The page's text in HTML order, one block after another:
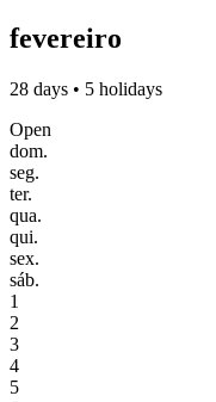
fevereiro
28 days • 5 holidays
Open
dom.
seg.
ter.
qua.
qui.
sex.
sáb.
1
2
3
4
5